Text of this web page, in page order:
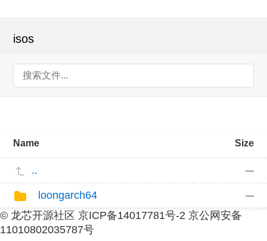
isos
Name Size
.. —
loongarch64 —
© 龙芯开源社区 京ICP备14017781号-2 京公网安备
11010802035787号